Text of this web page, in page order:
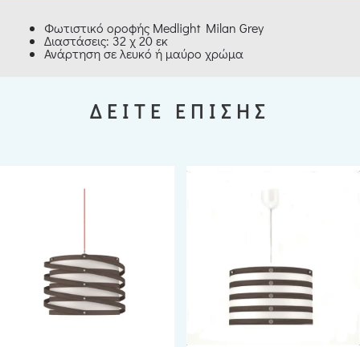
Φωτιστικό οροφής Medlight Milan Grey
Διαστάσεις: 32 χ 20 εκ
Ανάρτηση σε λευκό ή μαύρο χρώμα
ΔΕΙΤΕ ΕΠΙΣΗΣ